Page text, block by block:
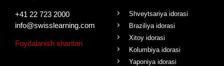
+41 22 723 2000
info@swisslearning.com
Foydalanish shartlari
Shveytsariya idorasi
Braziliya idorasi
Xitoy idorasi
Kolumbiya idorasi
Yaponiya idorasi